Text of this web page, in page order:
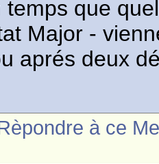
temps que
Major -
aprés deux
à ce